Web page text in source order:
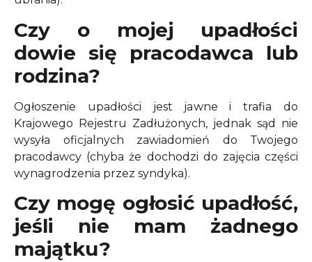
Czy o mojej upadłości
dowie się pracodawca lub
rodzina?
Ogłoszenie upadłości jest jawne i trafia do
Krajowego Rejestru Zadłużonych, jednak sąd nie
wysyła oficjalnych zawiadomień do Twojego
pracodawcy (chyba że dochodzi do zajęcia części
wynagrodzenia przez syndyka).
Czy mogę ogłosić upadłość,
jeśli nie mam żadnego
majątku?